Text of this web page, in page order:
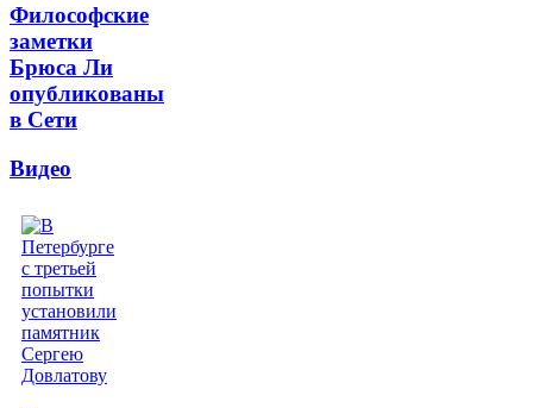
Философские
заметки
Брюса Ли
опубликованы
в Сети
Видео